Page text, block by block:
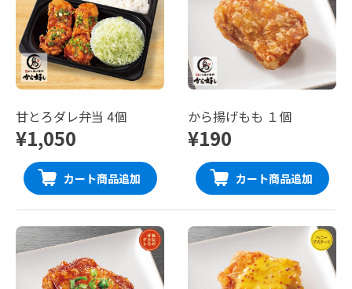
甘とろダレ弁当 4個
¥1,050
カート商品追加
から揚げもも １個
¥190
カート商品追加